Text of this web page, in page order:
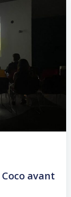
avant